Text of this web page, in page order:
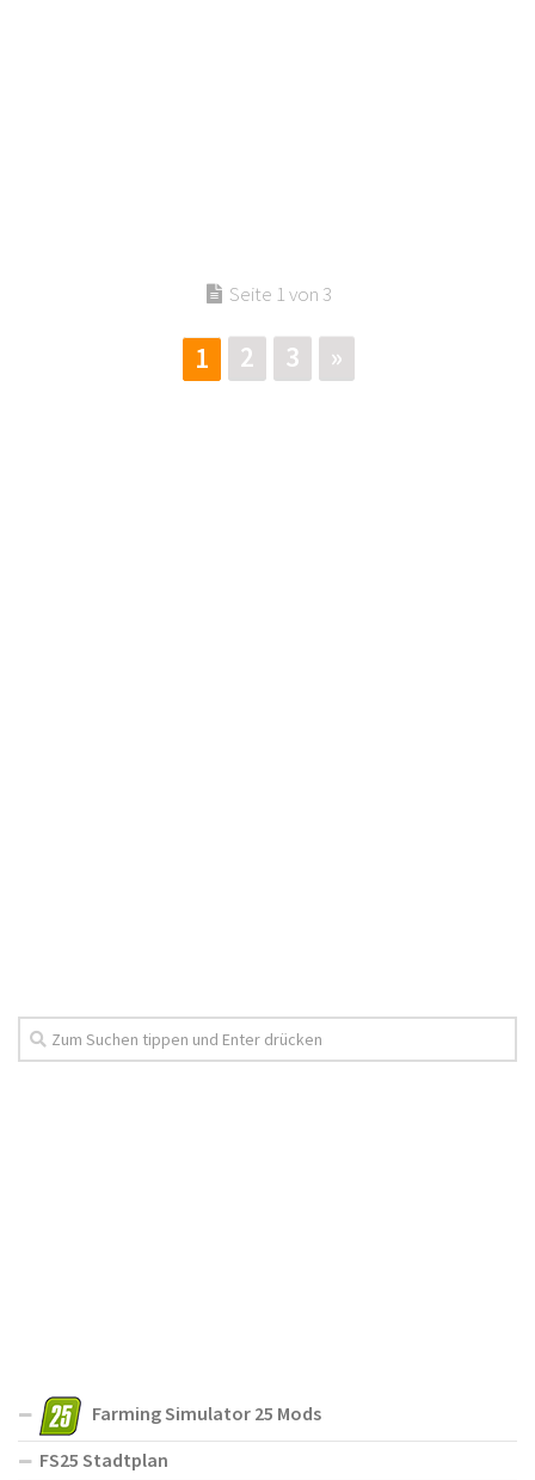
Seite 1 von 3
1 2 3 »
Farming Simulator 25 Mods
FS25 Stadtplan